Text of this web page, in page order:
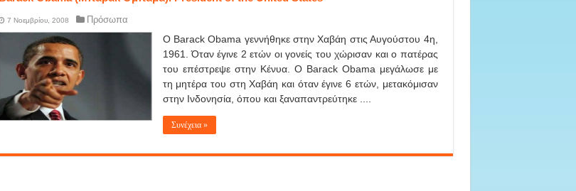
7 Νοεμβρίου, 2008 Πρόσωπα
Ο Barack Obama γεννήθηκε στην Χαβάη στις Αυγούστου 4η,
1961. Όταν έγινε 2 ετών οι γονείς του χώρισαν και ο πατέρας
του επέστρεψε στην Κένυα. Ο Barack Obama μεγάλωσε με
τη μητέρα του στη Χαβάη και όταν έγινε 6 ετών, μετακόμισαν
στην Ινδονησία, όπου και ξαναπαντρεύτηκε ....
Συνέχεια »